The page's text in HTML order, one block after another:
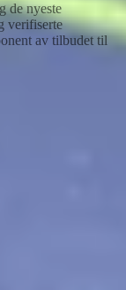
de nyeste
verifiserte
av tilbudet til
utfall.
som
med